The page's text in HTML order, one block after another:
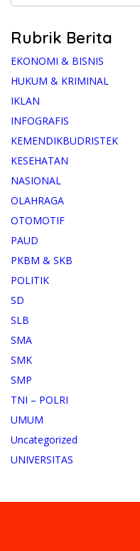
Rubrik Berita
EKONOMI & BISNIS
HUKUM & KRIMINAL
IKLAN
INFOGRAFIS
KEMENDIKBUDRISTEK
KESEHATAN
NASIONAL
OLAHRAGA
OTOMOTIF
PAUD
PKBM & SKB
POLITIK
SD
SLB
SMA
SMK
SMP
TNI – POLRI
UMUM
Uncategorized
UNIVERSITAS